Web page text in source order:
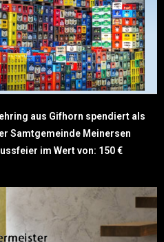
aus Gifhorn spendiert als
Samtgemeinde Meinersen
im Wert von: 150 €